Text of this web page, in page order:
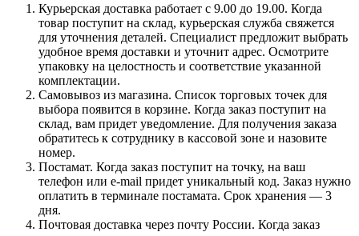
Курьерская доставка работает с 9.00 до 19.00. Когда
товар поступит на склад, курьерская служба свяжется
для уточнения деталей. Специалист предложит выбрать
удобное время доставки и уточнит адрес. Осмотрите
упаковку на целостность и соответствие указанной
комплектации.
Самовывоз из магазина. Список торговых точек для
выбора появится в корзине. Когда заказ поступит на
склад, вам придет уведомление. Для получения заказа
обратитесь к сотруднику в кассовой зоне и назовите
номер.
Постамат. Когда заказ поступит на точку, на ваш
телефон или e-mail придет уникальный код. Заказ нужно
оплатить в терминале постамата. Срок хранения — 3
дня.
Почтовая доставка через почту России. Когда заказ